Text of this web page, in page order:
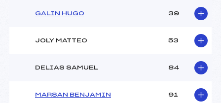
GALIN HUGO 39
JOLY MATTEO 53
DELIAS SAMUEL 84
MARSAN BENJAMIN 91